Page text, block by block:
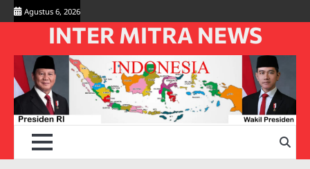
Skip
to
Agustus 6, 2026
INTER MITRA NEWS